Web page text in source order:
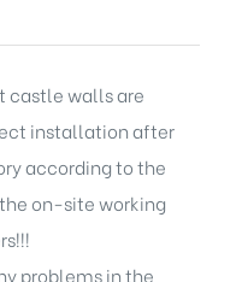
castle walls are
installation after
according to the
on-site working
problems in the